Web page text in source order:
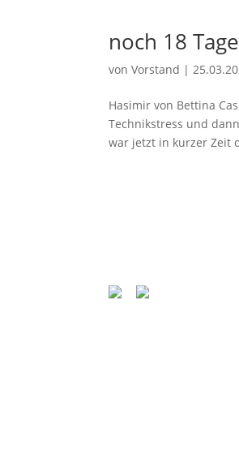
noch 18 Tage
vonVorstand |
Hasimir von Bettina
Technikstress und
war jetzt in kurzer Zeit